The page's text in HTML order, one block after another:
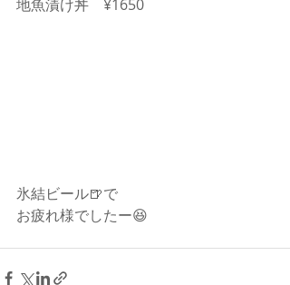
地魚漬け丼　¥1650
氷結ビール🍺で
お疲れ様でしたー😆